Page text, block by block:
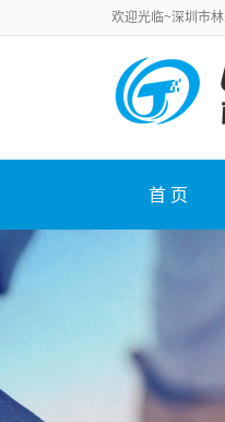
欢迎光临~深圳市
首 页